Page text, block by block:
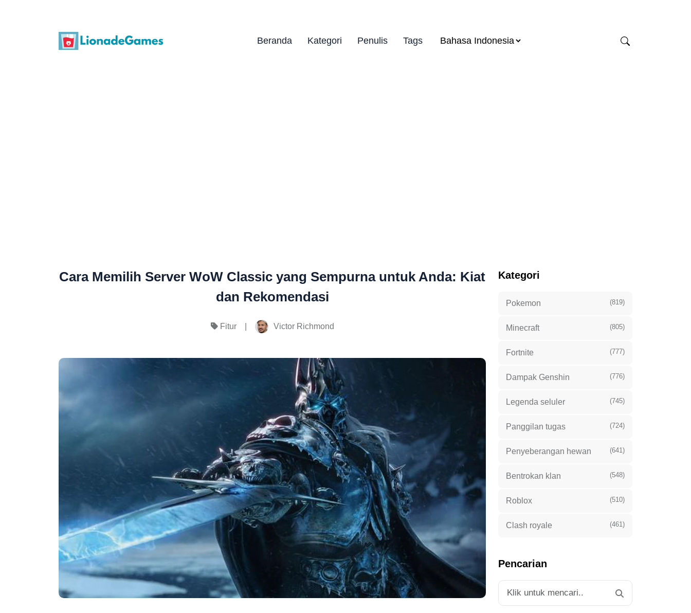
Beranda Kategori Penulis Tags
Cara Memilih Server WoW Classic yang Sempurna untuk Anda: Kiat
dan Rekomendasi
Fitur Victor Richmond
Kategori
Pokemon (819)
Minecraft (805)
Fortnite (777)
Dampak Genshin (776)
Legenda seluler (745)
Panggilan tugas (724)
Penyeberangan hewan (641)
Bentrokan klan (548)
Roblox (510)
Clash royale (461)
Pencarian